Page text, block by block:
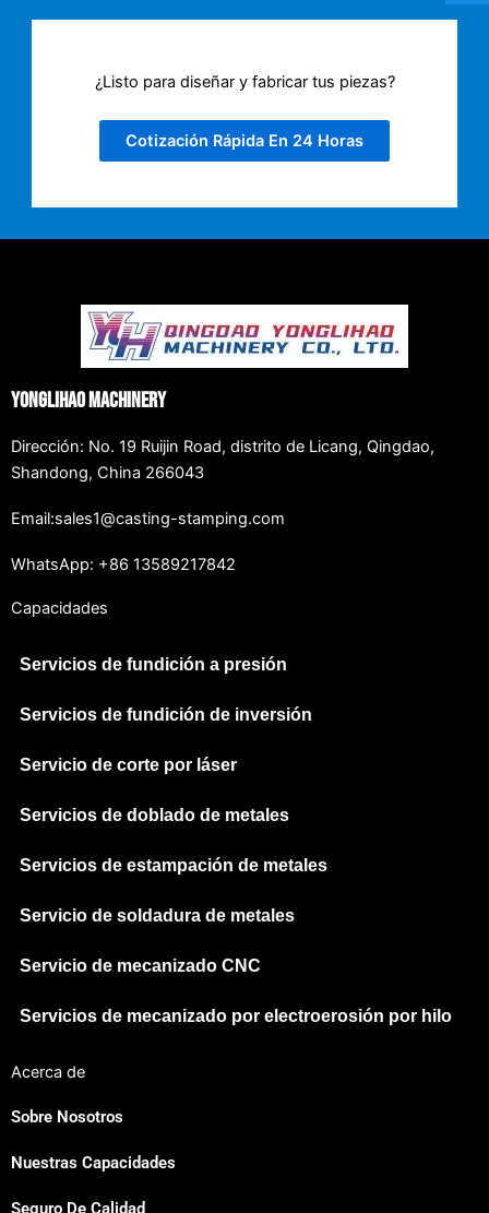
¿Listo para diseñar y fabricar tus piezas?
Cotización Rápida En 24 Horas
Yonglihao Machinery
Dirección: No. 19 Ruijin Road, distrito de Licang, Qingdao,
Shandong, China 266043
Email:sales1@casting-stamping.com
WhatsApp: +86 13589217842
Capacidades
Servicios de fundición a presión
Servicios de fundición de inversión
Servicio de corte por láser
Servicios de doblado de metales
Servicios de estampación de metales
Servicio de soldadura de metales
Servicio de mecanizado CNC
Servicios de mecanizado por electroerosión por hilo
Acerca de
Sobre Nosotros
Nuestras Capacidades
Seguro De Calidad